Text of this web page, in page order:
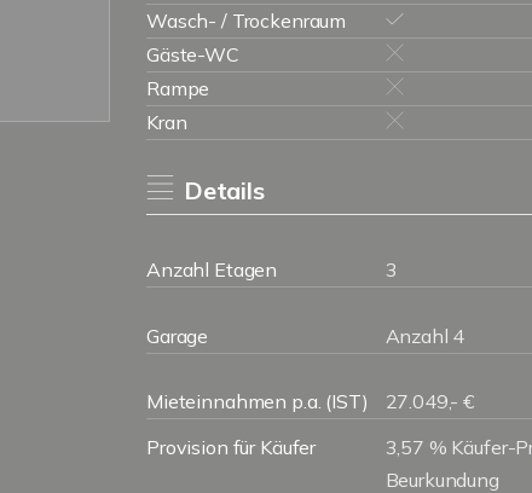
Wasch- / Trockenraum
Gäste-WC
Rampe
Kran
Details
Anzahl Etagen 3
Garage Anzahl 4
Mieteinnahmen p.a. (IST) 27.049,- €
Provision für Käufer
3,57 % Käufer-
Beurkundung